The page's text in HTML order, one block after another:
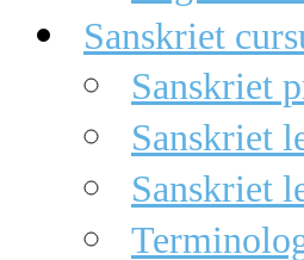
Sanskriet
Sanskriet
Sanskriet
Sanskriet